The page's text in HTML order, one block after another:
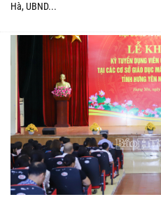
Hà, UBND...